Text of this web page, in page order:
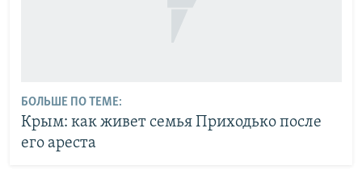
БОЛЬШЕ ПО ТЕМЕ:
Крым: как живет семья Приходько после
его ареста